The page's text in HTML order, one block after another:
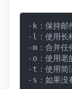
-k：保持邮
-l：使用长
-m：合并任
-o：使用老
-t：使用简